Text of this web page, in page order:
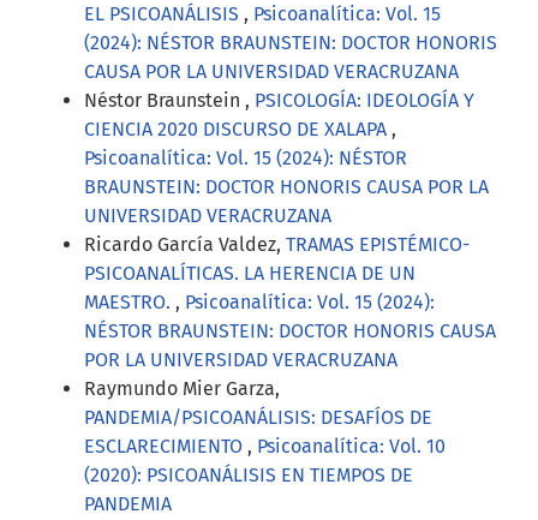
EL PSICOANÁLISIS , Psicoanalítica: Vol. 15
(2024): NÉSTOR BRAUNSTEIN: DOCTOR HONORIS
CAUSA POR LA UNIVERSIDAD VERACRUZANA
Néstor Braunstein , PSICOLOGÍA: IDEOLOGÍA Y
CIENCIA 2020 DISCURSO DE XALAPA ,
Psicoanalítica: Vol. 15 (2024): NÉSTOR
BRAUNSTEIN: DOCTOR HONORIS CAUSA POR LA
UNIVERSIDAD VERACRUZANA
Ricardo García Valdez, TRAMAS EPISTÉMICO-
PSICOANALÍTICAS. LA HERENCIA DE UN
MAESTRO. , Psicoanalítica: Vol. 15 (2024):
NÉSTOR BRAUNSTEIN: DOCTOR HONORIS CAUSA
POR LA UNIVERSIDAD VERACRUZANA
Raymundo Mier Garza,
PANDEMIA/PSICOANÁLISIS: DESAFÍOS DE
ESCLARECIMIENTO , Psicoanalítica: Vol. 10
(2020): PSICOANÁLISIS EN TIEMPOS DE
PANDEMIA